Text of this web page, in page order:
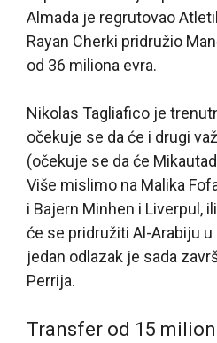
Almada je regrutovao
Rayan Cherki pridružio
od 36 miliona evra.
Nikolas Tagliafico je
očekuje se da će i drugi
(očekuje se da će
Više mislimo na Malika
i Bajern Minhen i Liverpul,
će se pridružiti Al-Arabiju u
jedan odlazak je sada
Perrija.
Transfer od 15